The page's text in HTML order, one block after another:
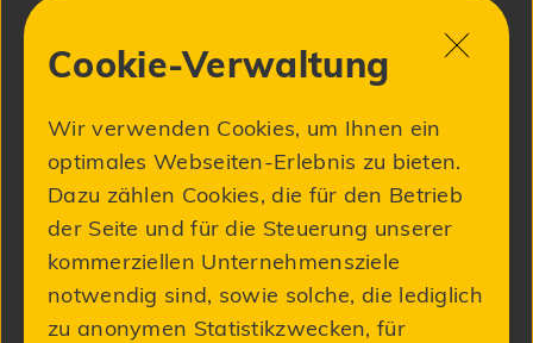
19,90 €
zzgl. MwSt.
Artikel - Nr .:
NC-NEB
-
In den Warenkorb
Cookie-Verwaltung
Wir verwenden Cookies, um Ihnen ein
optimales Webseiten-Erlebnis zu bieten.
Dazu zählen Cookies, die für den Betrieb
der Seite und für die Steuerung unserer
kommerziellen Unternehmensziele
notwendig sind, sowie solche, die lediglich
zu anonymen Statistikzwecken, für